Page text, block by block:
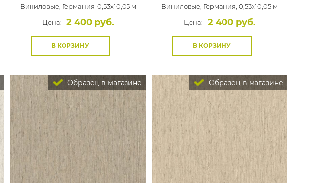
Виниловые, Германия, 0,53x10,05 м
Цена:
2 400 руб.
В КОРЗИНУ
Виниловые, Германия, 0,53x10,05 м
Цена:
2 400 руб.
В КОРЗИНУ
Образец в магазине Образец в магазине